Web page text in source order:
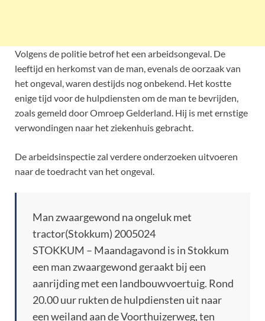
Volgens de politie betrof het een arbeidsongeval. De
leeftijd en herkomst van de man, evenals de oorzaak van
het ongeval, waren destijds nog onbekend. Het kostte
enige tijd voor de hulpdiensten om de man te bevrijden,
zoals gemeld door Omroep Gelderland. Hij is met ernstige
verwondingen naar het ziekenhuis gebracht.
De arbeidsinspectie zal verdere onderzoeken uitvoeren
naar de toedracht van het ongeval.
Man zwaargewond na ongeluk met
tractor(Stokkum) 2005024
STOKKUM – Maandagavond is in Stokkum
een man zwaargewond geraakt bij een
aanrijding met een landbouwvoertuig. Rond
20.00 uur rukten de hulpdiensten uit naar
een weiland aan de Voorthuizerweg, ten